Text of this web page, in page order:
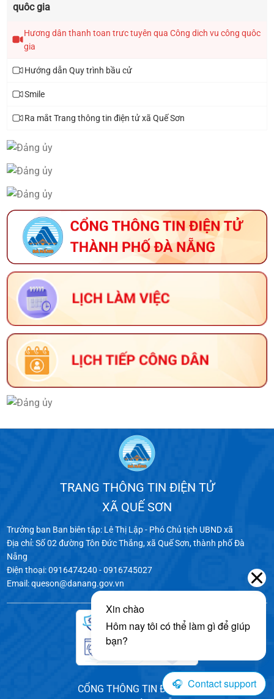
quôc gia
Hương dân thanh toan trưc tuyên qua Công dich vu công quôc
gia
Hướng dẫn Quy trình bầu cử
Smile
Ra mắt Trang thông tin điện tử xã Quế Sơn
TRANG THÔNG TIN ĐIỆN TỬ
XÃ QUẾ SƠN
Trưởng ban Ban biên tập: Lê Thị Lập - Phó Chủ tịch UBND xã
Địa chỉ: Số 02 đường Tôn Đức Thắng, xã Quế Sơn, thành phố Đà
Nẵng
Điện thoại: 0916474240 - 0916745027
Email: queson@danang.gov.vn
CỔNG THÔNG TIN ĐIỆN TỬ